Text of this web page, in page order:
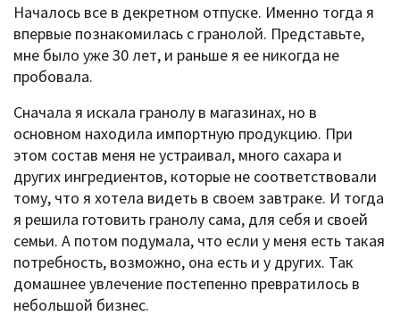
Началось все в декретном отпуске. Именно тогда я
впервые познакомилась с гранолой. Представьте,
мне было уже 30 лет, и раньше я ее никогда не
пробовала.
Сначала я искала гранолу в магазинах, но в
основном находила импортную продукцию. При
этом состав меня не устраивал, много сахара и
других ингредиентов, которые не соответствовали
тому, что я хотела видеть в своем завтраке. И тогда
я решила готовить гранолу сама, для себя и своей
семьи. А потом подумала, что если у меня есть такая
потребность, возможно, она есть и у других. Так
домашнее увлечение постепенно превратилось в
небольшой бизнес.